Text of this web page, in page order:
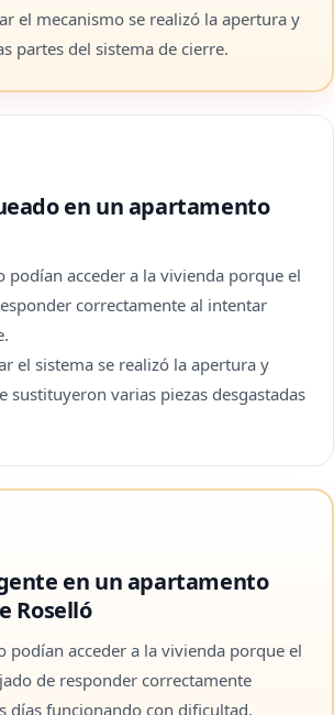
el mecanismo se realizó la apertura y
partes del sistema de cierre.
en un apartamento
podían acceder a la vivienda porque el
correctamente al intentar
el sistema se realizó la apertura y
sustituyeron varias piezas desgastadas
en un apartamento
Roselló
podían acceder a la vivienda porque el
de responder correctamente
días funcionando con dificultad.